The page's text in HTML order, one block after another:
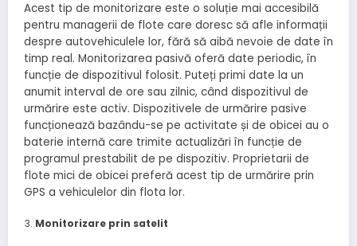
Acest tip de monitorizare este o soluție mai accesibilă
pentru managerii de flote care doresc să afle informații
despre autovehiculele lor, fără să aibă nevoie de date în
timp real. Monitorizarea pasivă oferă date periodic, în
funcție de dispozitivul folosit. Puteți primi date la un
anumit interval de ore sau zilnic, când dispozitivul de
urmărire este activ. Dispozitivele de urmărire pasive
funcționează bazându-se pe activitate și de obicei au o
baterie internă care trimite actualizări în funcție de
programul prestabilit de pe dispozitiv. Proprietarii de
flote mici de obicei preferă acest tip de urmărire prin
GPS a vehiculelor din flota lor.
Monitorizare prin satelit